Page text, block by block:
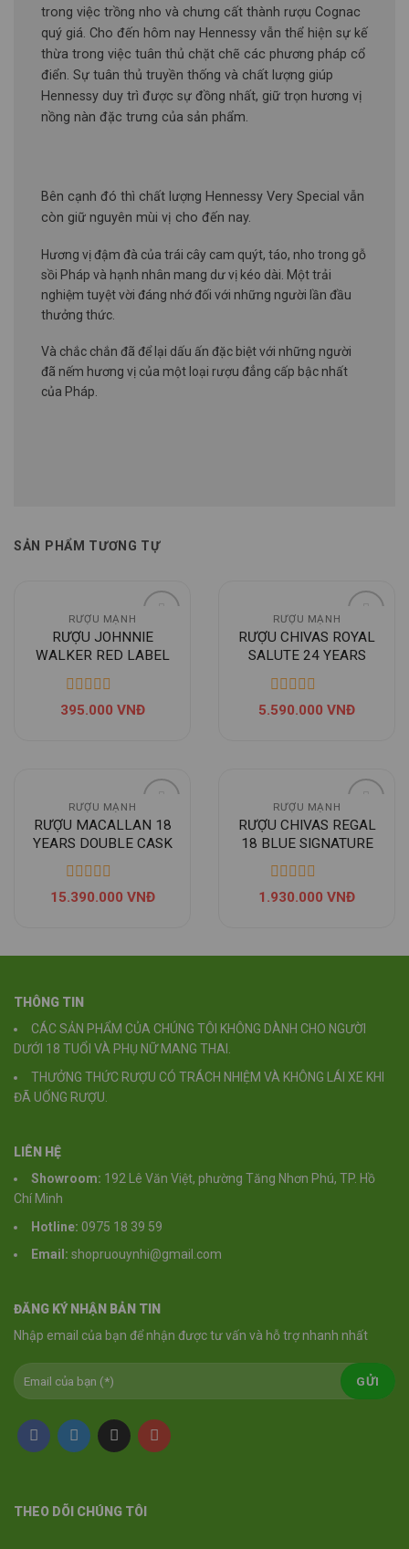
trong việc trồng nho và chưng cất thành rượu Cognac
quý giá. Cho đến hôm nay Hennessy vẫn thể hiện sự kế
thừa trong việc tuân thủ chặt chẽ các phương pháp cổ
điển. Sự tuân thủ truyền thống và chất lượng giúp
Hennessy duy trì được sự đồng nhất, giữ trọn hương vị
nồng nàn đặc trưng của sản phẩm.
Bên cạnh đó thì chất lượng Hennessy Very Special vẫn
còn giữ nguyên mùi vị cho đến nay.
Hương vị đậm đà của trái cây cam quýt, táo, nho trong gỗ
sồi Pháp và hạnh nhân mang dư vị kéo dài. Một trải
nghiệm tuyệt vời đáng nhớ đối với những người lần đầu
thưởng thức.
Và chắc chắn đã để lại dấu ấn đặc biệt với những người
đã nếm hương vị của một loại rượu đẳng cấp bậc nhất
của Pháp.
SẢN PHẨM TƯƠNG TỰ
RƯỢU MẠNH
RƯỢU JOHNNIE
WALKER RED LABEL
395.000 VNĐ
RƯỢU MẠNH
RƯỢU CHIVAS ROYAL
SALUTE 24 YEARS
5.590.000 VNĐ
RƯỢU MẠNH
RƯỢU MACALLAN 18
YEARS DOUBLE CASK
15.390.000 VNĐ
RƯỢU MẠNH
RƯỢU CHIVAS REGAL
18 BLUE SIGNATURE
1.930.000 VNĐ
THÔNG TIN
CÁC SẢN PHẨM CỦA CHÚNG TÔI KHÔNG DÀNH CHO NGƯỜI
DƯỚI 18 TUỔI VÀ PHỤ NỮ MANG THAI.
THƯỞNG THỨC RƯỢU CÓ TRÁCH NHIỆM VÀ KHÔNG LÁI XE KHI
ĐÃ UỐNG RƯỢU.
LIÊN HỆ
Showroom: 192 Lê Văn Việt, phường Tăng Nhơn Phú, TP. Hồ
Chí Minh
Hotline: 0975 18 39 59
Email: shopruouynhi@gmail.com
ĐĂNG KÝ NHẬN BẢN TIN
Nhập email của bạn để nhận được tư vấn và hỗ trợ nhanh nhất
THEO DÕI CHÚNG TÔI